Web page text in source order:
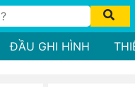
ĐẦU GHI HÌNH